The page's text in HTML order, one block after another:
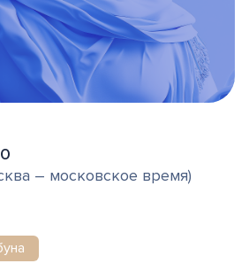
– московское время)